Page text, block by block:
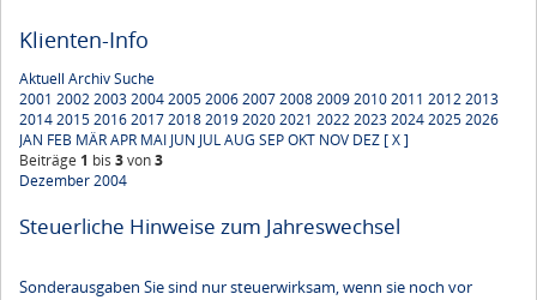
Klienten-Info
Aktuell ArchivSuche
2001 2002200320042005200620072008200920102011 20122013
20142015201620172018201920202021 20222023202420252026
JAN FEB MÄRAPR MAI JUN JULAUG SEPOKT NOV DEZ [ X ]
Beiträge 1 bis 3von3
Dezember 2004
Steuerliche Hinweise zum Jahreswechsel
Sonderausgaben Sie sind nur steuerwirksam, wenn sie noch vor